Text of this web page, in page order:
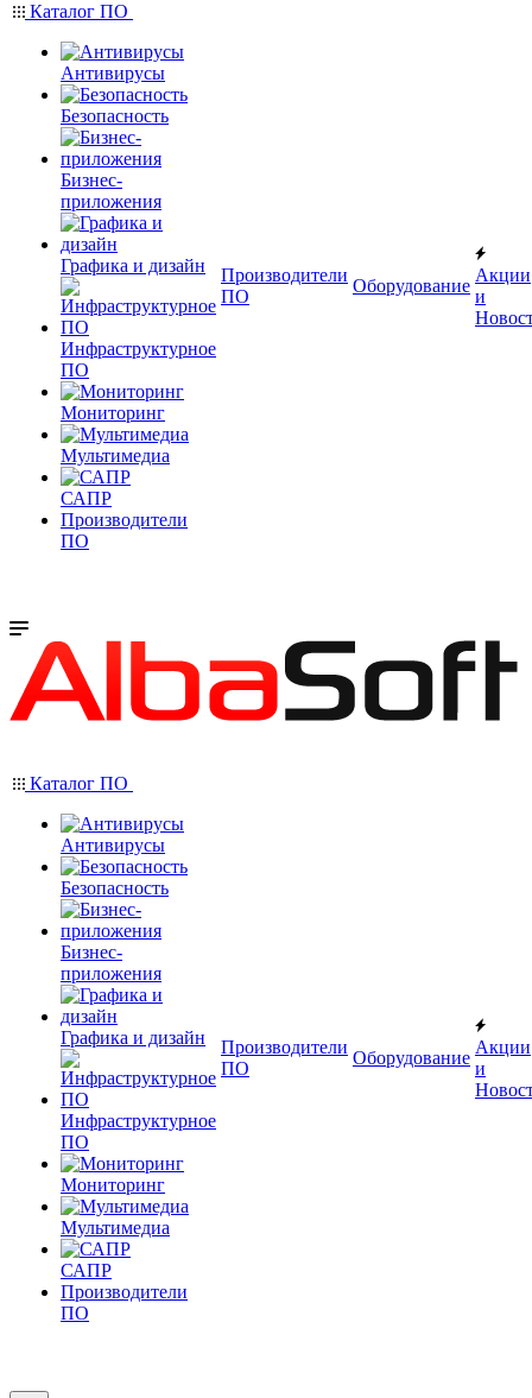
Каталог ПО
Антивирусы
Безопасность
Бизнес-
приложения
Графика и дизайн
Инфраструктурное
ПО
Мониторинг
Мультимедиа
САПР
Производители
ПО
Производители
ПО
Оборудование
Акции
и
Каталог ПО
Антивирусы
Безопасность
Бизнес-
приложения
Графика и дизайн
Инфраструктурное
ПО
Мониторинг
Мультимедиа
САПР
Производители
ПО
Производители
ПО
Оборудование
Акции
и